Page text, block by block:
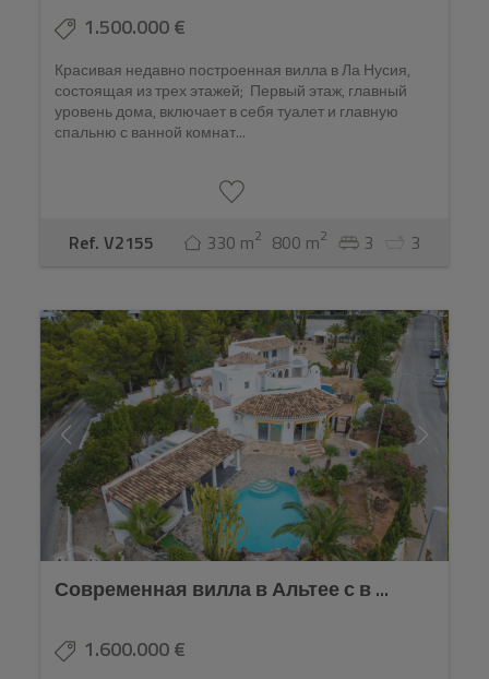
1.500.000 €
Красивая недавно построенная вилла в Ла Нусия,
состоящая из трех этажей; Первый этаж, главный
уровень дома, включает в себя туалет и главную
спальню с ванной комнат...
Ref. V2155 330 m2 800 m2 3 3
Современная вилла в Альтее с в ...
1.600.000 €